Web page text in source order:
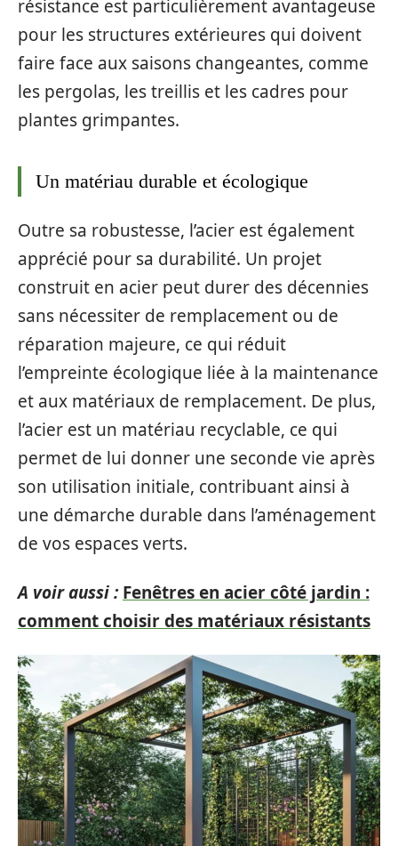
résistance est particulièrement avantageuse
pour les structures extérieures qui doivent
faire face aux saisons changeantes, comme
les pergolas, les treillis et les cadres pour
plantes grimpantes.
Un matériau durable et écologique
Outre sa robustesse, l’acier est également
apprécié pour sa durabilité. Un projet
construit en acier peut durer des décennies
sans nécessiter de remplacement ou de
réparation majeure, ce qui réduit
l’empreinte écologique liée à la maintenance
et aux matériaux de remplacement. De plus,
l’acier est un matériau recyclable, ce qui
permet de lui donner une seconde vie après
son utilisation initiale, contribuant ainsi à
une démarche durable dans l’aménagement
de vos espaces verts.
A voir aussi : Fenêtres en acier côté jardin :
comment choisir des matériaux résistants